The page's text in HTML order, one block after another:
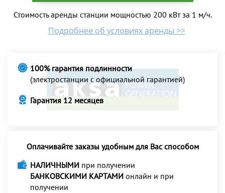
Стоимость аренды станции мощностью 200 кВт за 1 м/ч.
Подробнее об условиях аренды >>
100% гарантия подлинности
(электростанции с официальной гарантией)
Гарантия 12 месяцев
Оплачивайте заказы удобным для Вас способом
НАЛИЧНЫМИ при получении
БАНКОВСКИМИ КАРТАМИ онлайн и при
получении